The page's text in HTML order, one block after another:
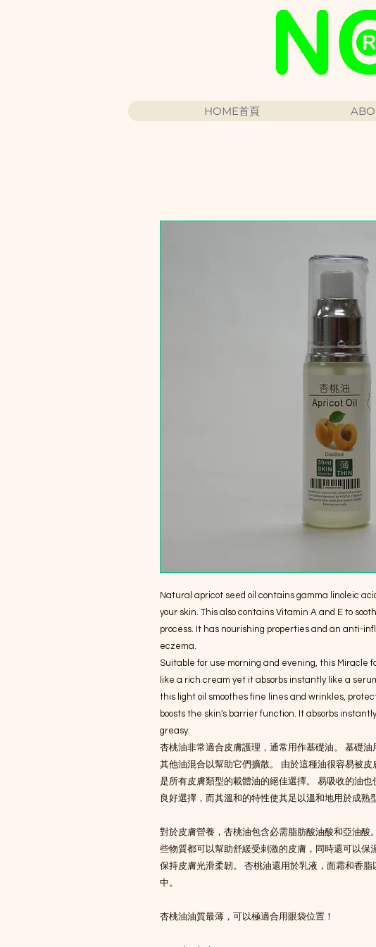
HOME首頁
Natural apricot seed oil contains gamma linoleic
your skin. This also contains Vitamin A and E to
process. It has nourishing properties and an anti-
eczema.
Suitable for use morning and evening, this Miracle
like a rich cream yet it absorbs instantly like a
this light oil smoothes fine lines and wrinkles,
boosts the skin's barrier function. It absorbs
greasy.
杏桃油非常適合皮膚護理，通常用作基礎油。 基礎
其他油混合以幫助它們擴散。 由於這種油很容易被
是所有皮膚類型的載體油的絕佳選擇。 易吸收的油
良好選擇，而其溫和的特性使其足以溫和地用於成熟
對於皮膚營養，杏桃油包含必需脂肪酸油酸和亞油酸
些物質都可以幫助舒緩受刺激的皮膚，同時還可以保
保持皮膚光滑柔韌。 杏桃油還用於乳液，面霜和香
中。
杏桃油油質最薄，可以極適合用眼袋位置！